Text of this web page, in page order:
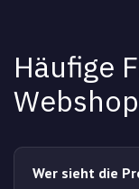
Häufige
Wer sieht die